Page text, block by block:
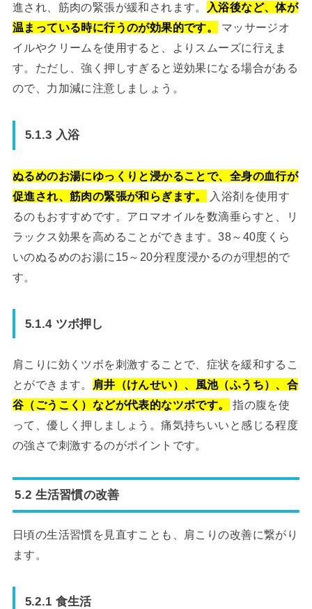
進され、筋肉の緊張が緩和されます。
入浴後など、体が
温まっている時に行うのが効果的です。
マッサージオ
イルやクリームを使用すると、よりスムーズに行えま
す。ただし、強く押しすぎると逆効果になる場合がある
ので、力加減に注意しましょう。
5.1.3 入浴
ぬるめのお湯にゆっくりと浸かることで、全身の血行が
促進され、筋肉の緊張が和らぎます。
入浴剤を使用す
るのもおすすめです。アロマオイルを数滴垂らすと、リ
ラックス効果を高めることができます。38～40度くら
いのぬるめのお湯に15～20分程度浸かるのが理想的で
す。
5.1.4 ツボ押し
肩こりに効くツボを刺激することで、症状を緩和するこ
とができます。
肩井（けんせい）、風池（ふうち）、合
谷（ごうこく）などが代表的なツボです。
指の腹を使
って、優しく押しましょう。痛気持ちいいと感じる程度
の強さで刺激するのがポイントです。
5.2 生活習慣の改善
日頃の生活習慣を見直すことも、肩こりの改善に繋がり
ます。
5.2.1 食生活